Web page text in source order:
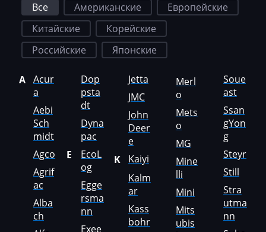
Infiniti
International
Iran Khodro
Isuzu
Iveco
Jac
Jaecoo
Jaguar
JCB
Jeep
Все Американские
Европейские
Китайские
Корейские
Российские
Японские
A Acur
a
Aebi
Sch
midt
Agco
Agrif
ac
Alba
ch
Dop
psta
dt
Dyna
pac
E
EcoL
og
Egge
rsma
nn
Exee
Jetta
JMC
John
Deer
e
K
Kaiyi
Kalm
ar
Kass
bohr
Merl
o
Mets
o
MG
Mine
lli
Mini
Mits
ubis
Soue
ast
Ssan
gYon
g
Steyr
Still
Stra
utma
nn